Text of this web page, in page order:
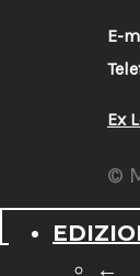
E-
Ex
©
←